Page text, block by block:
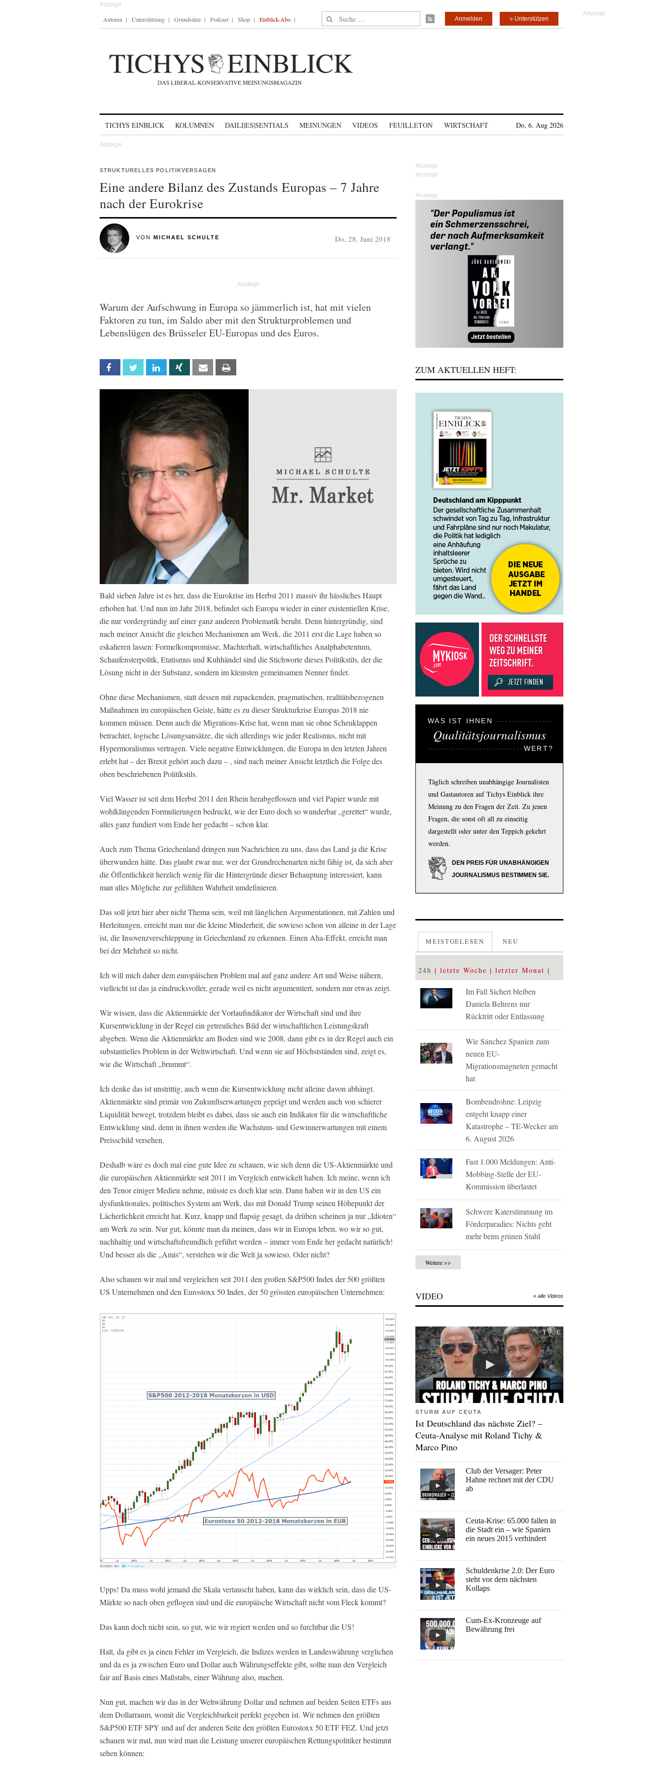
Autoren Unterstützung Grundsätze Podcast Shop Einblick-Abo Suche nach: » Unterstützen
Anmelden
TICHYS EINBLICK KOLUMNEN DAILI|ES|SENTIALS MEINUNGEN VIDEOS FEUILLETON WIRTSCHAFT Do, 6. Aug 2026
STRUKTURELLES POLITIKVERSAGEN
Eine andere Bilanz des Zustands Europas – 7 Jahre
nach der Eurokrise
VON MICHAEL SCHULTE Do, 28. Juni 2018
Warum der Aufschwung in Europa so jämmerlich ist, hat mit vielen
Faktoren zu tun, im Saldo aber mit den Strukturproblemen und
Lebenslügen des Brüsseler EU-Europas und des Euros.
Facebook Twitter Linkedin Xing Email
Bald sieben Jahre ist es her, dass die Eurokrise im Herbst 2011 massiv ihr hässliches Haupt
erhoben hat. Und nun im Jahr 2018, befindet sich Europa wieder in einer existentiellen Krise,
die nur vordergründig auf einer ganz anderen Problematik beruht. Denn hintergründig, sind
nach meiner Ansicht die gleichen Mechanismen am Werk, die 2011 erst die Lage haben so
eskalieren lassen: Formelkompromisse, Machterhalt, wirtschaftliches Analphabetentum,
Schaufensterpolitk, Etatismus und Kuhhändel sind die Stichworte dieses Politikstils, der die
Lösung nicht in der Substanz, sondern im kleinsten gemeinsamen Nenner findet.
Ohne diese Mechanismen, statt dessen mit zupackenden, pragmatischen, realitätsbezogenen
Maßnahmen im europäischen Geiste, hätte es zu dieser Strukturkrise Europas 2018 nie
kommen müssen. Denn auch die Migrations-Krise hat, wenn man sie ohne Scheuklappen
betrachtet, logische Lösungsansätze, die sich allerdings wie jeder Realismus, nicht mit
Hypermoralismus vertragen. Viele negative Entwicklungen, die Europa in den letzten Jahren
erlebt hat – der Brexit gehört auch dazu – , sind nach meiner Ansicht letztlich die Folge des
oben beschriebenen Politikstils.
Viel Wasser ist seit dem Herbst 2011 den Rhein herabgeflossen und viel Papier wurde mit
wohlklingenden Formulierungen bedruckt, wie der Euro doch so wunderbar „gerettet“ wurde,
alles ganz fundiert vom Ende her gedacht – schon klar.
Auch zum Thema Griechenland dringen nun Nachrichten zu uns, dass das Land ja die Krise
überwunden hätte. Das glaubt zwar nur, wer der Grundrechenarten nicht fähig ist, da sich aber
die Öffentlichkeit herzlich wenig für die Hintergründe dieser Behauptung interessiert, kann
man alles Mögliche zur gefühlten Wahrheit umdefinieren.
Das soll jetzt hier aber nicht Thema sein, weil mit länglichen Argumentationen, mit Zahlen und
Herleitungen, erreicht man nur die kleine Minderheit, die sowieso schon von alleine in der Lage
ist, die Insovenzverschleppung in Griechenland zu erkennen. Einen Aha-Effekt, erreicht man
bei der Mehrheit so nicht.
Ich will mich daher dem europäischen Problem mal auf ganz andere Art und Weise nähern,
vielleicht ist das ja eindrucksvoller, gerade weil es nicht argumentiert, sondern nur etwas zeigt.
Wir wissen, dass die Aktienmärkte der Vorlaufindikator der Wirtschaft sind und ihre
Kursentwicklung in der Regel ein getreuliches Bild der wirtschaftlichen Leistungskraft
abgeben. Wenn die Aktienmärkte am Boden sind wie 2008, dann gibt es in der Regel auch ein
substantielles Problem in der Weltwirtschaft. Und wenn sie auf Höchstständen sind, zeigt es,
wie die Wirtschaft „brummt“.
Ich denke das ist unstrittig, auch wenn die Kursentwicklung nicht alleine davon abhängt.
Aktienmärkte sind primär von Zukunftserwartungen geprägt und werden auch von schierer
Liquidität bewegt, trotzdem bleibt es dabei, dass sie auch ein Indikator für die wirtschaftliche
Entwicklung sind, denn in ihnen werden die Wachstum- und Gewinnerwartungen mit einem
Preisschild versehen.
Deshalb wäre es doch mal eine gute Idee zu schauen, wie sich denn die US-Aktienmärkte und
die europäischen Aktienmärkte seit 2011 im Vergleich entwickelt haben. Ich meine, wenn ich
den Tenor einiger Medien nehme, müsste es doch klar sein. Dann haben wir in den US ein
dysfunktionales, politisches System am Werk, das mit Donald Trump seinen Höhepunkt der
Lächerlichkeit erreicht hat. Kurz, knapp und flapsig gesagt, da drüben scheinen ja nur „Idioten“
am Werk zu sein. Nur gut, könnte man da meinen, dass wir in Europa leben, wo wir so gut,
nachhaltig und wirtschaftsfreundlich geführt werden – immer vom Ende her gedacht natürlich!
Und besser als die „Amis“, verstehen wir die Welt ja sowieso. Oder nicht?
Also schauen wir mal und vergleichen seit 2011 den großen S&P500 Index der 500 größten
US Unternehmen und den Eurostoxx 50 Index, der 50 grössten europäischen Unternehmen:
Upps! Da muss wohl jemand die Skala vertauscht haben, kann das wirklich sein, dass die US-
Märkte so nach oben geflogen sind und die europäische Wirtschaft nicht vom Fleck kommt?
Das kann doch nicht sein, so gut, wie wir regiert werden und so furchtbar die US!
Halt, da gibt es ja einen Fehler im Vergleich, die Indizes werden in Landeswährung verglichen
und da es ja zwischen Euro und Dollar auch Währungseffekte gibt, sollte man den Vergleich
fair auf Basis eines Maßstabs, einer Währung also, machen.
Nun gut, machen wir das in der Weltwährung Dollar und nehmen auf beiden Seiten ETFs aus
dem Dollarraum, womit die Vergleichbarkeit perfekt gegeben ist. Wir nehmen den größten
S&P500 ETF SPY und auf der anderen Seite den größten Eurostoxx 50 ETF FEZ. Und jetzt
schauen wir mal, nun wird man die Leistung unserer europäischen Rettungspolitiker bestimmt
sehen können:
Anzeige
ZUM AKTUELLEN HEFT:
WAS IST IHNEN
Qualitätsjournalismus
WERT?
Täglich schreiben unabhängige Journalisten
und Gastautoren auf Tichys Einblick ihre
Meinung zu den Fragen der Zeit. Zu jenen
Fragen, die sonst oft all zu einseitig
dargestellt oder unter den Teppich gekehrt
werden.
DEN PREIS FÜR UNABHÄNGIGEN
JOURNALISMUS BESTIMMEN SIE.
MEISTGELESEN NEU
24h letzte Woche letzter Monat
Im Fall Sichert bleiben
Daniela Behrens nur
Rücktritt oder Entlassung
Wie Sánchez Spanien zum
neuen EU-
Migrationsmagneten gemacht
hat
Bombendrohne: Leipzig
entgeht knapp einer
Katastrophe – TE-Wecker am
6. August 2026
Fast 1.000 Meldungen: Anti-
Mobbing-Stelle der EU-
Kommission überlastet
Schwere Katerstimmung im
Förderparadies: Nichts geht
mehr beim grünen Stahl
Weitere >>
VIDEO » alle Videos
STURM AUF CEUTA
Ist Deutschland das nächste Ziel? –
Ceuta-Analyse mit Roland Tichy &
Marco Pino
Club der Versager: Peter
Hahne rechnet mit der CDU
ab
Ceuta-Krise: 65.000 fallen in
die Stadt ein – wie Spanien
ein neues 2015 verhindert
Schuldenkrise 2.0: Der Euro
steht vor dem nächsten
Kollaps
Cum-Ex-Kronzeuge auf
Bewährung frei